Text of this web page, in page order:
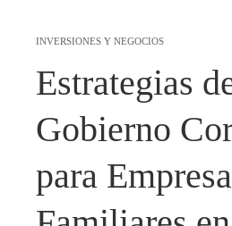
INVERSIONES Y NEGOCIOS
Estrategias
Gobierno
para